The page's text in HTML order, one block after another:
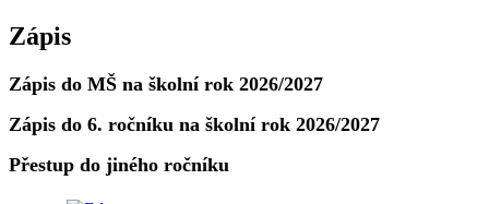
Zápis
Zápis do MŠ na školní rok 2026/2027
Zápis do 6. ročníku na školní rok 2026/2027
Přestup do jiného ročníku